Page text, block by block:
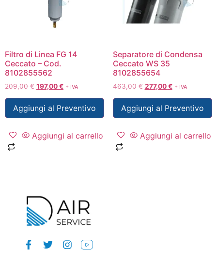
Filtro di Linea FG 14
Ceccato – Cod.
8102855562
209,00€ 197,00€ + IVA
Aggiungi al Preventivo
Aggiungi al carrello
Separatore di Condensa
Ceccato WS 35
8102855654
463,00€ 277,00€ + IVA
Aggiungi al Preventivo
Aggiungi al carrello